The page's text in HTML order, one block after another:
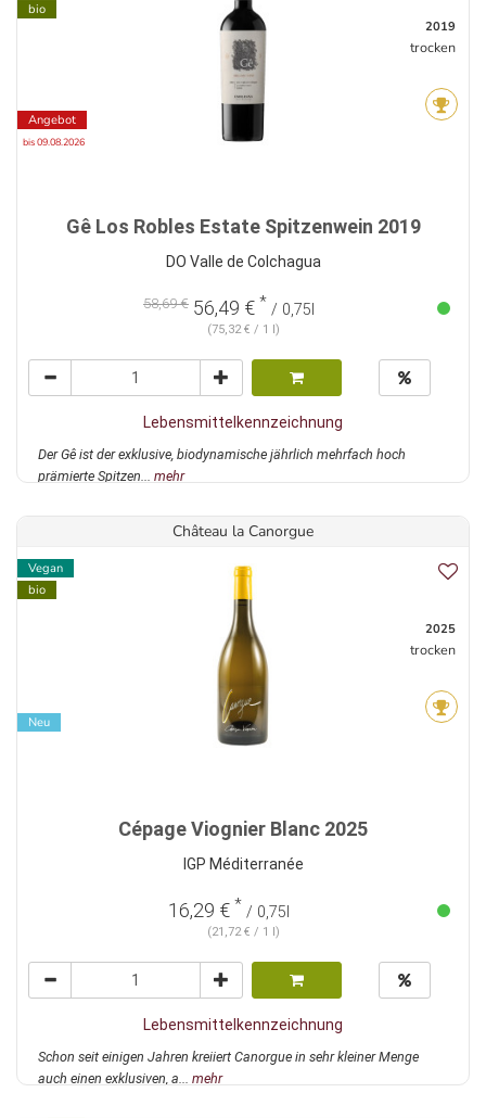
bio
Angebot
bis 09.08.2026
2019
trocken
Gê Los Robles Estate Spitzenwein 2019
DO Valle de Colchagua
58,69 € 56,49 € * / 0,75l
(75,32 € / 1 l)
Lebensmittelkennzeichnung
Der Gê ist der exklusive, biodynamische jährlich mehrfach hoch
prämierte Spitzen... mehr
Château la Canorgue
Vegan
bio
Neu
2025
trocken
Cépage Viognier Blanc 2025
IGP Méditerranée
16,29 € * / 0,75l
(21,72 € / 1 l)
Lebensmittelkennzeichnung
Schon seit einigen Jahren kreiiert Canorgue in sehr kleiner Menge
auch einen exklusiven, a... mehr